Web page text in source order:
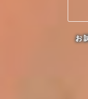
お